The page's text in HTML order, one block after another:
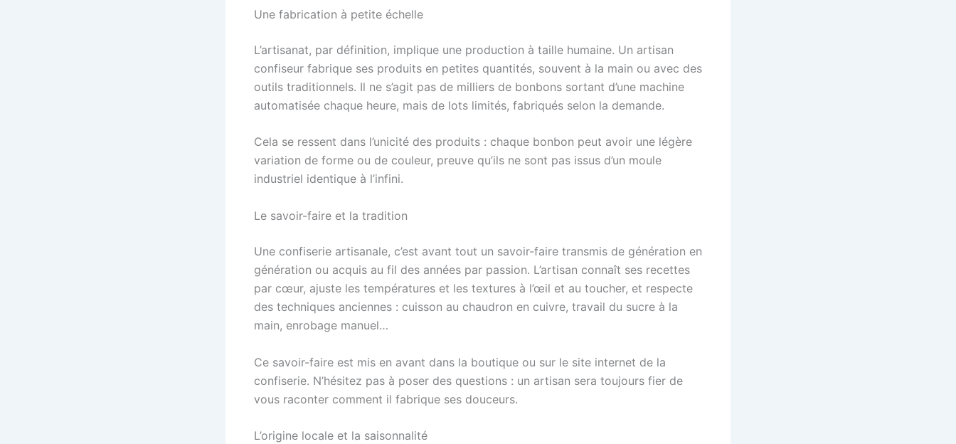
Une fabrication à petite échelle
L’artisanat, par définition, implique une production à taille humaine. Un artisan
confiseur fabrique ses produits en petites quantités, souvent à la main ou avec des
outils traditionnels. Il ne s’agit pas de milliers de bonbons sortant d’une machine
automatisée chaque heure, mais de lots limités, fabriqués selon la demande.
Cela se ressent dans l’unicité des produits : chaque bonbon peut avoir une légère
variation de forme ou de couleur, preuve qu’ils ne sont pas issus d’un moule
industriel identique à l’infini.
Le savoir-faire et la tradition
Une confiserie artisanale, c’est avant tout un savoir-faire transmis de génération en
génération ou acquis au fil des années par passion. L’artisan connaît ses recettes
par cœur, ajuste les températures et les textures à l’œil et au toucher, et respecte
des techniques anciennes : cuisson au chaudron en cuivre, travail du sucre à la
main, enrobage manuel…
Ce savoir-faire est mis en avant dans la boutique ou sur le site internet de la
confiserie. N’hésitez pas à poser des questions : un artisan sera toujours fier de
vous raconter comment il fabrique ses douceurs.
L’origine locale et la saisonnalité